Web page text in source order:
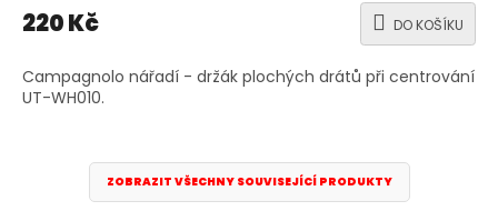
220 Kč DO KOŠÍKU
Campagnolo nářadí - držák plochých drátů při centrování
UT-WH010.
ZOBRAZIT VŠECHNY SOUVISEJÍCÍ PRODUKTY